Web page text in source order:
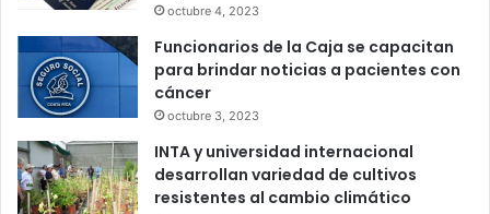
octubre 4, 2023
Funcionarios de la Caja se capacitan
para brindar noticias a pacientes con
cáncer
octubre 3, 2023
INTA y universidad internacional
desarrollan variedad de cultivos
resistentes al cambio climático